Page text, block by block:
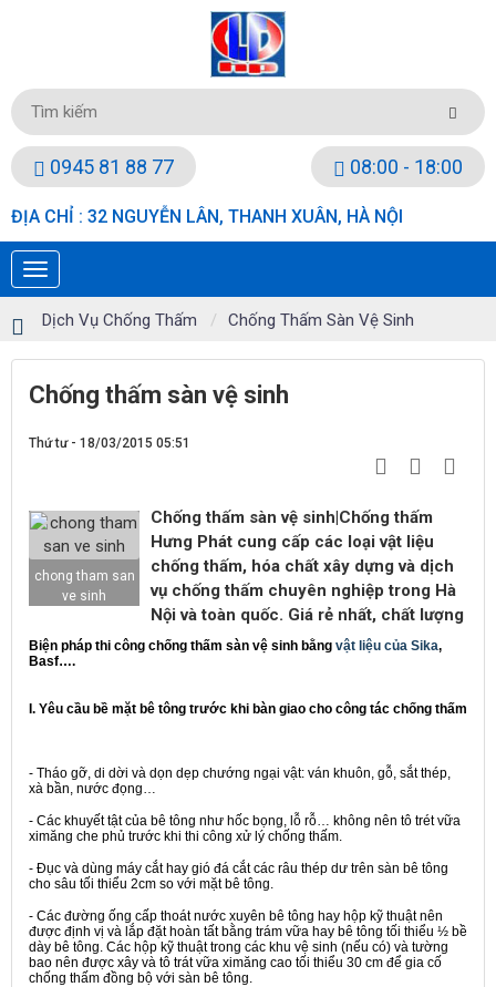
0945 81 88 77 08:00 - 18:00
ĐỊA CHỈ : 32 NGUYỄN LÂN, THANH XUÂN, HÀ NỘI
Dịch Vụ Chống Thấm Chống Thấm Sàn Vệ Sinh
Chống thấm sàn vệ sinh
Thứ tư - 18/03/2015 05:51
chong tham san
ve sinh
Chống thấm sàn vệ sinh|Chống thấm
Hưng Phát cung cấp các loại vật liệu
chống thấm, hóa chất xây dựng và dịch
vụ chống thấm chuyên nghiệp trong Hà
Nội và toàn quốc. Giá rẻ nhất, chất lượng
Biện pháp thi công chống thấm sàn vệ sinh bằng vật liệu của Sika,
Basf….
I. Yêu cầu bề mặt bê tông trước khi bàn giao cho công tác chống thấm
- Tháo gỡ, di dời và dọn dẹp chướng ngại vật: ván khuôn, gỗ, sắt thép,
xà bần, nước đọng…
- Các khuyết tật của bê tông như hốc bọng, lỗ rỗ… không nên tô trét vữa
ximăng che phủ trước khi thi công xử lý chống thấm.
- Đục và dùng máy cắt hay gió đá cắt các râu thép dư trên sàn bê tông
cho sâu tối thiểu 2cm so với mặt bê tông.
- Các đường ống cấp thoát nước xuyên bê tông hay hộp kỹ thuật nên
được định vị và lắp đặt hoàn tất bằng trám vữa hay bê tông tối thiểu ½ bề
dày bê tông. Các hộp kỹ thuật trong các khu vệ sinh (nếu có) và tường
bao nên được xây và tô trát vữa ximăng cao tối thiểu 30 cm để gia cố
chống thấm đồng bộ với sàn bê tông.